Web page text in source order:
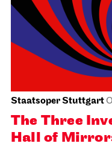
20.03.2027
19:30 - 22:10
Sun, 21.03.2027